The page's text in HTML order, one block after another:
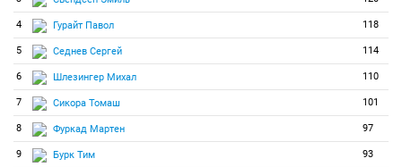
4 Гурайт Павол 118
5 Седнев Сергей 114
6 Шлезингер Михал 110
7 Сикора Томаш 101
8 Фуркад Мартен 97
9 Бурк Тим 93